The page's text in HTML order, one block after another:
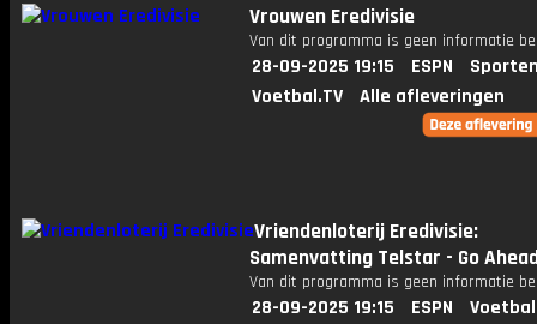
Vrouwen Eredivisie
Van dit programma is geen informatie
28-09-2025 19:15 ESPN
Voetbal.TV
Alle afleveringen
Vriendenloterij Eredivisie:
Samenvatting Telstar - Go
Van dit programma is geen informatie
28-09-2025 19:15 ESPN